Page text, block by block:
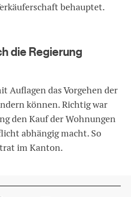
behauptet.
die Regierung
Auflagen das Vorgehen der
können. Richtig war
den Kauf der Wohnungen
abhängig macht. So
im Kanton.